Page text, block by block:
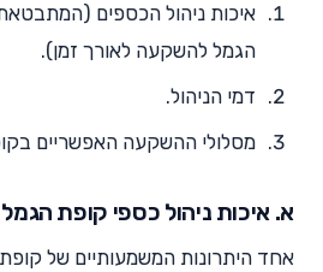
איכות ניהול הכספים
הגמל להשקעה לאורך זמן).
דמי הניהול.
מסלולי ההשקעה האפשריים
א. איכות ניהול כספי קופת
אחד היתרונות המשמעותיים של